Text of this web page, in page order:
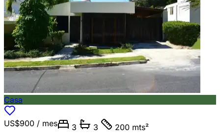
Casa
US$900 / mes 3 3
200 mts²